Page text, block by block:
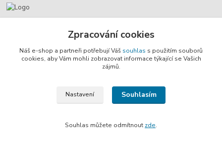
+420 602 455 633
info@multivan-shop.cz
Zpracování cookies
Náš e-shop a partneři potřebují Váš souhlas s použitím souborů
cookies, aby Vám mohli zobrazovat informace týkající se Vašich
zájmů.
Nastavení Souhlasím
Souhlas můžete odmítnout zde.